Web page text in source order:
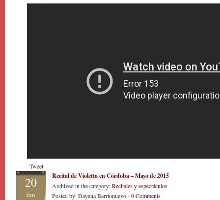
Tweet
20
Jan
Recital de Violetta en Córdoba – Mayo de 2015
Archived in the category:Recitales y espectáculos
Posted by: Dayana Barrionuevo -0 Comments